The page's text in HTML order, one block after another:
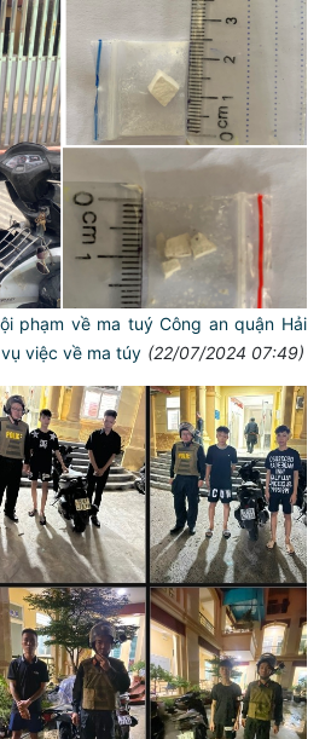
phạm về ma tuý Công an quận Hải
việc về ma túy (22/07/2024 07:49)